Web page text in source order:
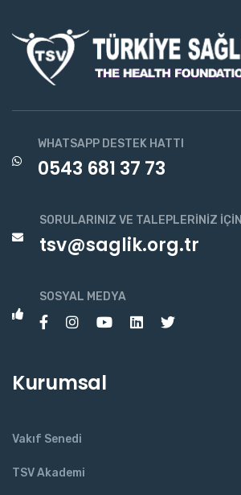
WHATSAPP DESTEK HATTI
0543 681 37 73
SORULARINIZ VE TALEPLERINIZ İÇIN
tsv@saglik.org.tr
SOSYAL MEDYA
Kurumsal
Vakıf Senedi
TSV Akademi